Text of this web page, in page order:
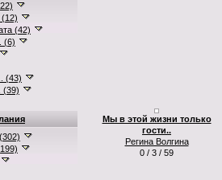
(42)
(6)
(43)
(39)
Мы в этой жизни только
гости..
Регина Волгина
0 / 3 / 59